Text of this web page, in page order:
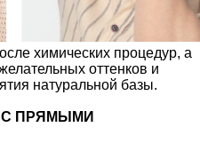
химических процедур, а
оттенков и
натуральной базы.
С ПРЯМЫМИ